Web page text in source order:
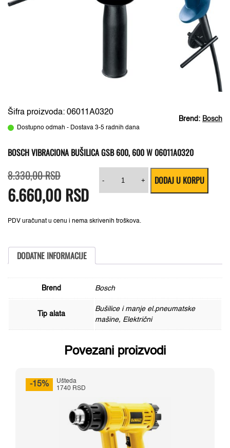
Brend: Bosch
Šifra proizvoda: 06011A0320
Dostupno odmah - Dostava 3-5 radnih dana
BOSCH VIBRACIONA BUŠILICA GSB 600, 600 W 06011A0320
8.330,00RSDcena
je
bila:
8.330,00 RSD.
6.660,00 RSD
cena
je:
6.660,00 RSD.
PDV uračunat u cenu i nema skrivenih troškova.
-
Vibraciona
GSB
W
+ DODAJ U KORPU
DODATNE INFORMACIJE
Brend Bosch
Tip alata
Bušilice i manje el.pneumatske
mašine, Električni
Povezani proizvodi
-15%
Ušteda
1740 RSD